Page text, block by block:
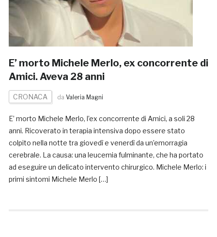
E’ morto Michele Merlo, ex concorrente di
Amici. Aveva 28 anni
CRONACA da Valeria Magni
E’ morto Michele Merlo, l’ex concorrente di Amici, a soli 28
anni. Ricoverato in terapia intensiva dopo essere stato
colpito nella notte tra giovedì e venerdì da un’emorragia
cerebrale. La causa: una leucemia fulminante, che ha portato
ad eseguire un delicato intervento chirurgico. Michele Merlo: i
primi sintomi Michele Merlo […]